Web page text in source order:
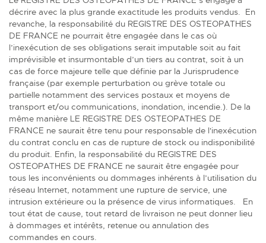
décrire avec la plus grande exactitude les produits vendus. En
revanche, la responsabilité du REGISTRE DES OSTEOPATHES
DE FRANCE ne pourrait être engagée dans le cas où
l’inexécution de ses obligations serait imputable soit au fait
imprévisible et insurmontable d’un tiers au contrat, soit à un
cas de force majeure telle que définie par la Jurisprudence
française (par exemple perturbation ou grève totale ou
partielle notamment des services postaux et moyens de
transport et/ou communications, inondation, incendie.). De la
même manière LE REGISTRE DES OSTEOPATHES DE
FRANCE ne saurait être tenu pour responsable de l'inexécution
du contrat conclu en cas de rupture de stock ou indisponibilité
du produit. Enfin, la responsabilité du REGISTRE DES
OSTEOPATHES DE FRANCE ne saurait être engagée pour
tous les inconvénients ou dommages inhérents à l’utilisation du
réseau Internet, notamment une rupture de service, une
intrusion extérieure ou la présence de virus informatiques. En
tout état de cause, tout retard de livraison ne peut donner lieu
à dommages et intérêts, retenue ou annulation des
commandes en cours.